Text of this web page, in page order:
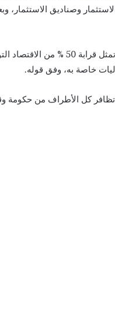
وصناديق الاستثمار،
وأكد فراد أن صندوق الصناديق سيدعم الشركات الصغرى والمتوسطة التي تمثل
تظافر كل الأطراف من